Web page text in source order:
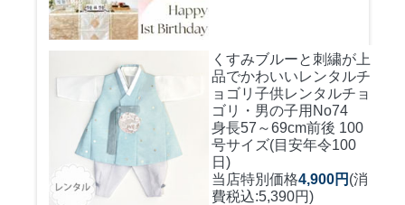
くすみブルーと刺繍が上
品でかわいいレンタルチ
ョゴリ 子供レンタルチョ
ゴリ・男の子用No74
身長57～69cm前後 100
号サイズ(目安年令100
日)
当店特別価格4,900円 (消
費税込:5,390円)